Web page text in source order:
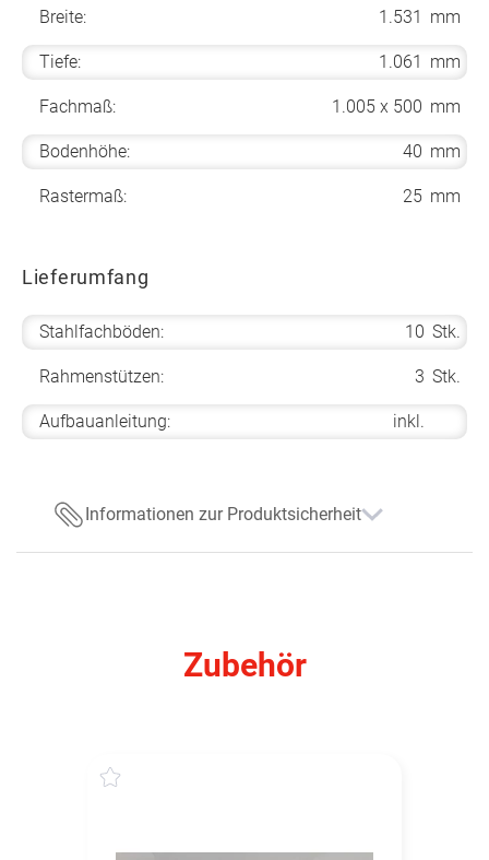
Breite: 1.531 mm
Tiefe: 1.061 mm
Fachmaß: 1.005 x 500 mm
Bodenhöhe: 40 mm
Rastermaß: 25 mm
Lieferumfang
Stahlfachböden: 10 Stk.
Rahmenstützen: 3 Stk.
Aufbauanleitung: inkl.
Informationen zur Produktsicherheit
Zubehör